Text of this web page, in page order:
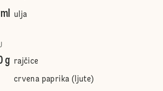
ulja
g rajčice
crvena paprika (ljute)